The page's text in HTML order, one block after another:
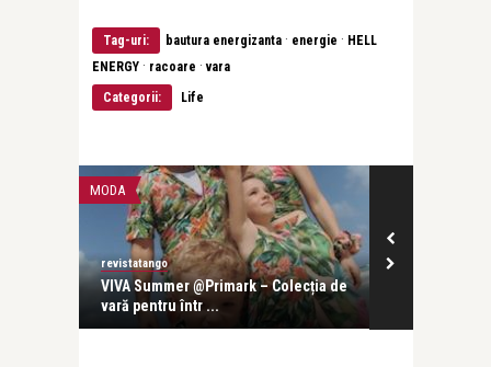
Tag-uri: bautura energizanta · energie · HELL
ENERGY · racoare ·vara
Categorii:
Life
MODA
revistatango
VIVA Summer @Primark – Colecția de
vară pentru într ...